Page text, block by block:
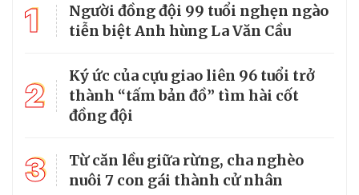
1
Người đồng đội 99 tuổi nghẹn ngào
tiễn biệt Anh hùng La Văn Cầu
2
Ký ức của cựu giao liên 96 tuổi trở
thành “tấm bản đồ” tìm hài cốt
đồng đội
3
Từ căn lều giữa rừng, cha nghèo
nuôi 7 con gái thành cử nhân